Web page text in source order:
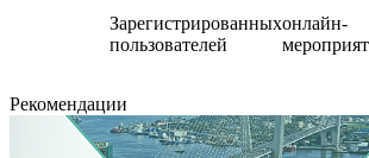
Зарегистрированных
пользователей
онлайн-
Рекомендации